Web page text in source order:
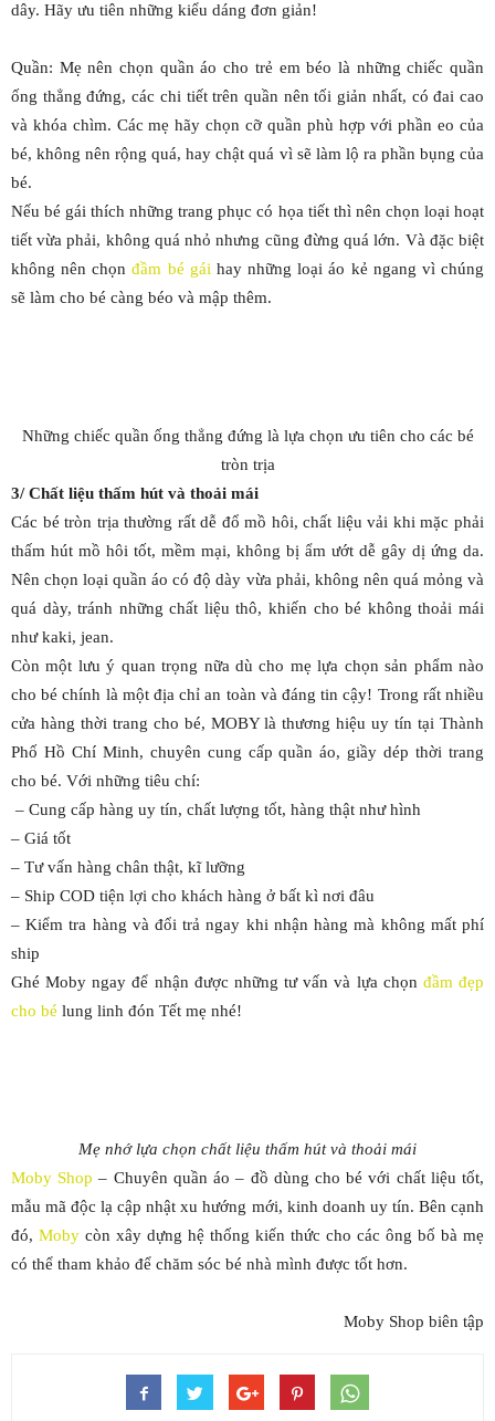
dây. Hãy ưu tiên những kiểu dáng đơn giản!
Quần: Mẹ nên chọn quần áo cho trẻ em béo là những chiếc quần
ống thẳng đứng, các chi tiết trên quần nên tối giản nhất, có đai cao
và khóa chìm. Các mẹ hãy chọn cỡ quần phù hợp với phần eo của
bé, không nên rộng quá, hay chật quá vì sẽ làm lộ ra phần bụng của
bé.
Nếu bé gái thích những trang phục có họa tiết thì nên chọn loại hoạt
tiết vừa phải, không quá nhỏ nhưng cũng đừng quá lớn. Và đặc biệt
không nên chọnđầm bé gái hay những loại áo kẻ ngang vì chúng
sẽ làm cho bé càng béo và mập thêm.
Những chiếc quần ống thẳng đứng là lựa chọn ưu tiên cho các bé
tròn trịa
3/ Chất liệu thấm hút và thoải mái
Các bé tròn trịa thường rất dễ đổ mồ hôi, chất liệu vải khi mặc phải
thấm hút mồ hôi tốt, mềm mại, không bị ẩm ướt dễ gây dị ứng da.
Nên chọn loại quần áo có độ dày vừa phải, không nên quá mỏng và
quá dày, tránh những chất liệu thô, khiến cho bé không thoải mái
như kaki, jean.
Còn một lưu ý quan trọng nữa dù cho mẹ lựa chọn sản phẩm nào
cho bé chính là một địa chỉ an toàn và đáng tin cậy! Trong rất nhiều
cửa hàng thời trang cho bé, MOBY là thương hiệu uy tín tại Thành
Phố Hồ Chí Minh, chuyên cung cấp quần áo, giầy dép thời trang
cho bé. Với những tiêu chí:
– Cung cấp hàng uy tín, chất lượng tốt, hàng thật như hình
– Giá tốt
– Tư vấn hàng chân thật, kĩ lưỡng
– Ship COD tiện lợi cho khách hàng ở bất kì nơi đâu
– Kiểm tra hàng và đổi trả ngay khi nhận hàng mà không mất phí
ship
Ghé Moby ngay để nhận được những tư vấn và lựa chọn đầm đẹp
cho bé lung linh đón Tết mẹ nhé!
Mẹ nhớ lựa chọn chất liệu thấm hút và thoải mái
Moby Shop – Chuyên quần áo – đồ dùng cho bé với chất liệu tốt,
mẫu mã độc lạ cập nhật xu hướng mới, kinh doanh uy tín. Bên cạnh
đó, Moby còn xây dựng hệ thống kiến thức cho các ông bố bà mẹ
có thể tham khảo để chăm sóc bé nhà mình được tốt hơn.
Moby Shop biên tập